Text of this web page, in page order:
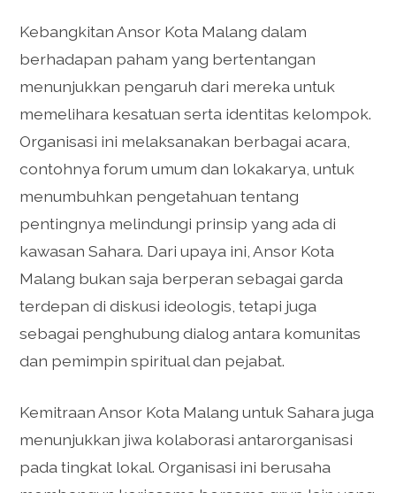
Kebangkitan Ansor Kota Malang dalam
berhadapan paham yang bertentangan
menunjukkan pengaruh dari mereka untuk
memelihara kesatuan serta identitas kelompok.
Organisasi ini melaksanakan berbagai acara,
contohnya forum umum dan lokakarya, untuk
menumbuhkan pengetahuan tentang
pentingnya melindungi prinsip yang ada di
kawasan Sahara. Dari upaya ini, Ansor Kota
Malang bukan saja berperan sebagai garda
terdepan di diskusi ideologis, tetapi juga
sebagai penghubung dialog antara komunitas
dan pemimpin spiritual dan pejabat.
Kemitraan Ansor Kota Malang untuk Sahara juga
menunjukkan jiwa kolaborasi antarorganisasi
pada tingkat lokal. Organisasi ini berusaha